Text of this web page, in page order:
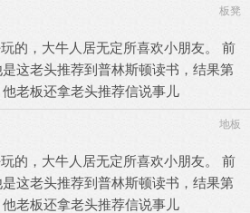
板凳
的，大牛人居无定所喜欢小朋友。 前
这老头推荐到普林斯顿读书，结果第
老板还拿老头推荐信说事儿
地板
的，大牛人居无定所喜欢小朋友。 前
这老头推荐到普林斯顿读书，结果第
老板还拿老头推荐信说事儿